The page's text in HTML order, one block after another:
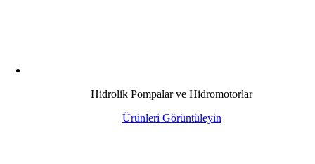
Hidrolik Pompalar ve Hidromotorlar
Ürünleri Görüntüleyin